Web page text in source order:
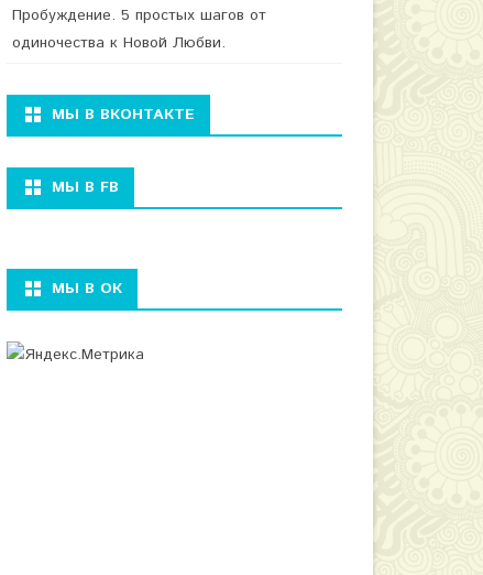
Пробуждение. 5 простых шагов от
одиночества к Новой Любви.
МЫ В ВКОНТАКТЕ
МЫ В FB
МЫ В ОК